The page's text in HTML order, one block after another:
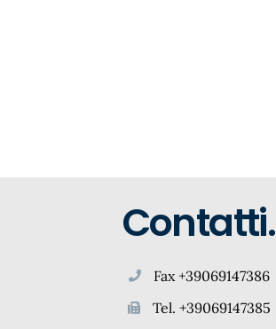
Contatti.
Fax +39069147386
Tel. +39069147385